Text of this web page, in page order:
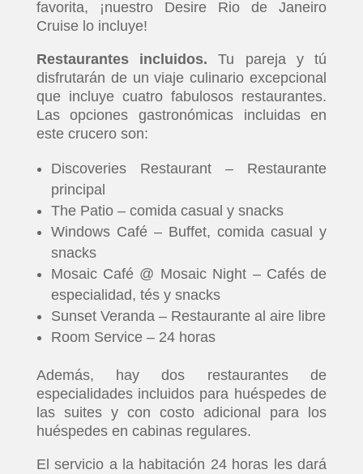
favorita, ¡nuestro Desire Rio de Janeiro
Cruise lo incluye!
Restaurantes incluidos. Tu pareja y tú
disfrutarán de un viaje culinario excepcional
que incluye cuatro fabulosos restaurantes.
Las opciones gastronómicas incluidas en
este crucero son:
Discoveries Restaurant – Restaurante
principal
The Patio – comida casual y snacks
Windows Café – Buffet, comida casual y
snacks
Mosaic Café @ Mosaic Night – Cafés de
especialidad, tés y snacks
Sunset Veranda – Restaurante al aire libre
Room Service – 24 horas
Además, hay dos restaurantes de
especialidades incluidos para huéspedes de
las suites y con costo adicional para los
huéspedes en cabinas regulares.
El servicio a la habitación 24 horas les dará